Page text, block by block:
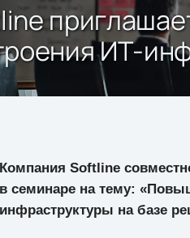
ИТ-
Компания Softline
в семинаре на тему:
инфраструктуры на базе